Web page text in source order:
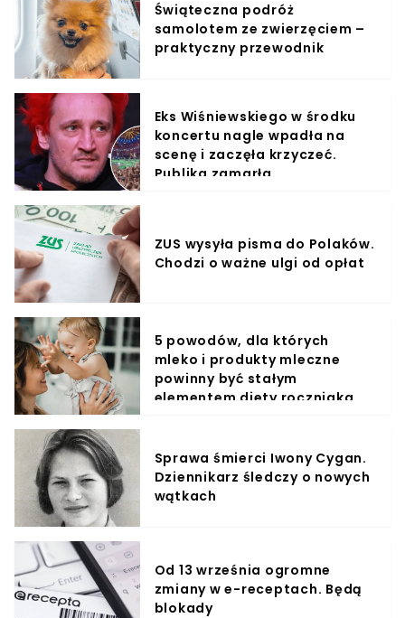
Świąteczna podróż
samolotem ze zwierzęciem –
praktyczny przewodnik
Eks Wiśniewskiego w środku
koncertu nagle wpadła na
scenę i zaczęła krzyczeć.
Publika zamarła
ZUS wysyła pisma do Polaków.
Chodzi o ważne ulgi od opłat
5 powodów, dla których
mleko i produkty mleczne
powinny być stałym
elementem diety roczniaka
Sprawa śmierci Iwony Cygan.
Dziennikarz śledczy o nowych
wątkach
Od 13 września ogromne
zmiany w e-receptach. Będą
blokady